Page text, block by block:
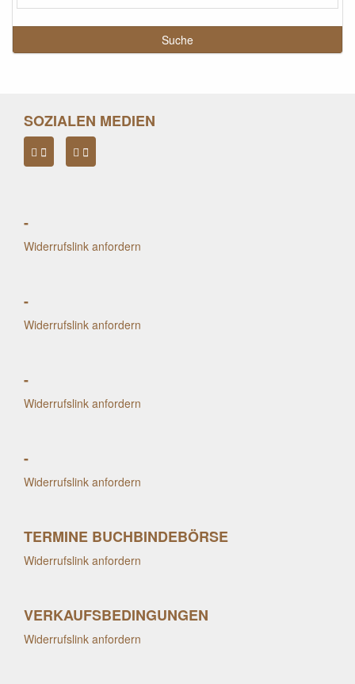
SOZIALEN MEDIEN
-
Widerrufslink anfordern
-
Widerrufslink anfordern
-
Widerrufslink anfordern
-
Widerrufslink anfordern
TERMINE BUCHBINDEBÖRSE
Widerrufslink anfordern
VERKAUFSBEDINGUNGEN
Widerrufslink anfordern